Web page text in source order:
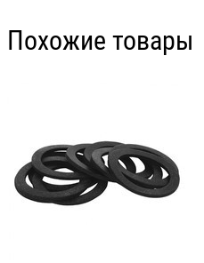
Похожие товары